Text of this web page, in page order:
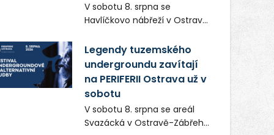
V sobotu 8. srpna se
Havlíčkovo nábřeží v Ostravě
vůní, chutí a poctivých
lokálních výrobků. Trhy, co se
hledají tentokrát nabídnou
více než čtyřicet pečlivě
vybraných stánků s kvalitní
gastronomií, farmářskými
produkty, designem i
Legendy tuzemského
undergroundu zavítají
na PERIFERII Ostrava už v
sobotu
V sobotu 8. srpna se areál
Svazácká v Ostravě-Zábřehu